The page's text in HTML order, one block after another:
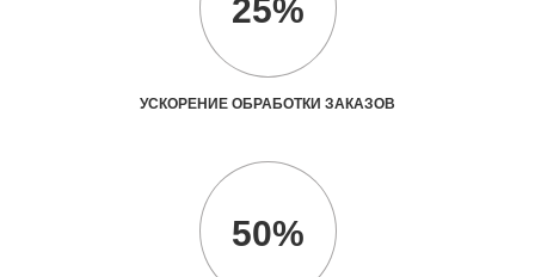
25%
УСКОРЕНИЕ ОБРАБОТКИ ЗАКАЗОВ
50%